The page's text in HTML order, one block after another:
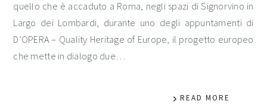
quello che è accaduto a Roma, negli spazi di Signorvino in
Largo dei Lombardi, durante uno degli appuntamenti di
D’OPERA – Quality Heritage of Europe, il progetto europeo
che mette in dialogo due…
READ MORE